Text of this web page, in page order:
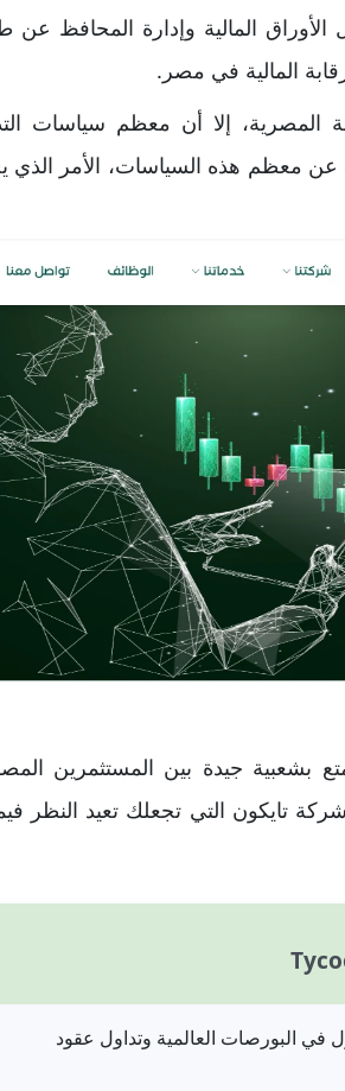
الأوراق المالية وإدارة المحافظ عن
المالية في مصر.
إلا أن معظم سياسات
عن معظم هذه السياسات، الأمر الذي
بشعبية جيدة بين المستثمرين
تايكون التي تجعلك تعيد النظر
في البورصات العالمية وتداول عقود